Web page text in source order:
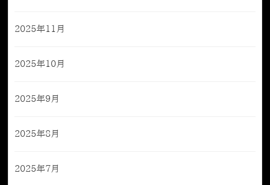
2025年11月
2025年10月
2025年9月
2025年8月
2025年7月